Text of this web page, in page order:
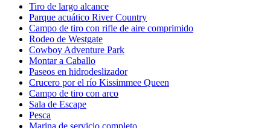
Tiro de largo alcance
Parque acuático River Country
Campo de tiro con rifle de aire comprimido
Rodeo de Westgate
Cowboy Adventure Park
Montar a Caballo
Paseos en hidrodeslizador
Crucero por el río Kissimmee Queen
Campo de tiro con arco
Sala de Escape
Pesca
Marina de servicio completo